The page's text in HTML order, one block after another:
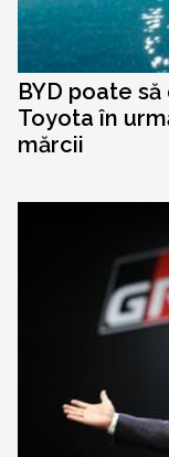
BYD poate
Toyota în
mărcii